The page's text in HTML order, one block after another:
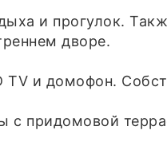
и прогулок.
дворе.
TV и домофон.
с придомовой